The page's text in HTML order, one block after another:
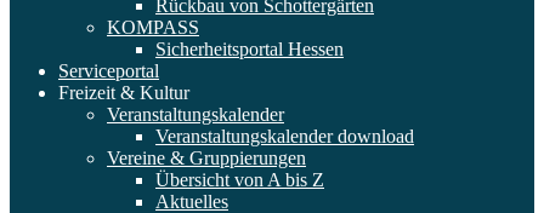
Rückbau von Schottergärten
KOMPASS
Sicherheitsportal Hessen
Serviceportal
Freizeit & Kultur
Veranstaltungskalender
Veranstaltungskalender download
Vereine & Gruppierungen
Übersicht von A bis Z
Aktuelles